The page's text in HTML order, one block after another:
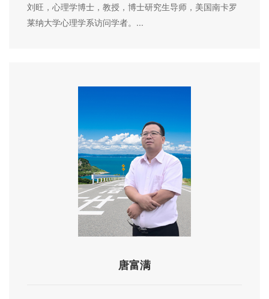
刘旺，心理学博士，教授，博士研究生导师，美国南卡罗
莱纳大学心理学系访问学者。...
唐富满